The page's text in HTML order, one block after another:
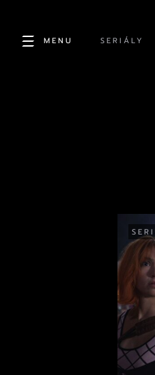
MENU SERIÁLY